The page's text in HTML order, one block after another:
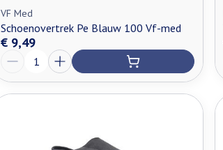
VF Med
Schoenovertrek Pe Blauw 100 Vf-med
€ 9,49